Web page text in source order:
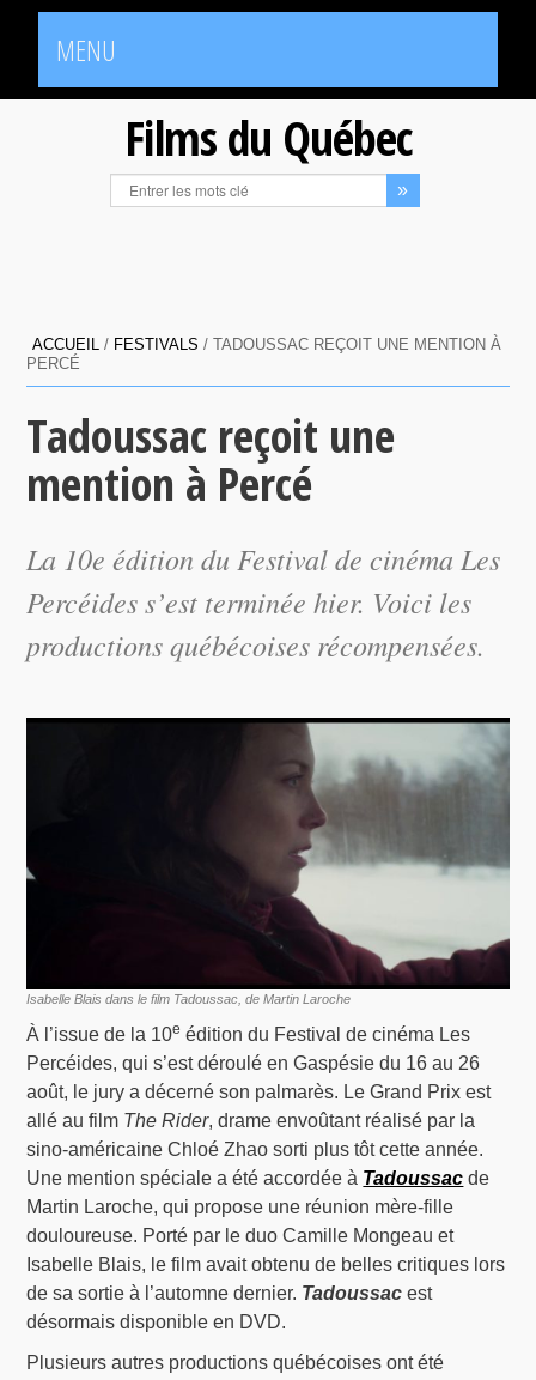
MENU
Films du Québec
ACCUEIL / FESTIVALS /TADOUSSAC REÇOIT UNE MENTION À
PERCÉ
Tadoussac reçoit une
mention à Percé
La 10e édition du Festival de cinéma Les
Percéides s’est terminée hier. Voici les
productions québécoises récompensées.
Isabelle Blais dans le film Tadoussac, de Martin Laroche
À l’issue de la 10e édition du Festival de cinéma Les
Percéides, qui s’est déroulé en Gaspésie du 16 au 26
août, le jury a décerné son palmarès. Le Grand Prix est
allé au film The Rider, drame envoûtant réalisé par la
sino-américaine Chloé Zhao sorti plus tôt cette année.
Une mention spéciale a été accordée à Tadoussac de
Martin Laroche, qui propose une réunion mère-fille
douloureuse. Porté par le duo Camille Mongeau et
Isabelle Blais, le film avait obtenu de belles critiques lors
de sa sortie à l’automne dernier. Tadoussac est
désormais disponible en DVD.
Plusieurs autres productions québécoises ont été